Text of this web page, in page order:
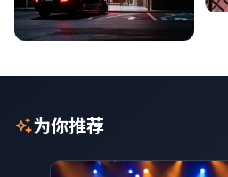
为你推荐